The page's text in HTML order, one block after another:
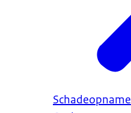
Schadeopname